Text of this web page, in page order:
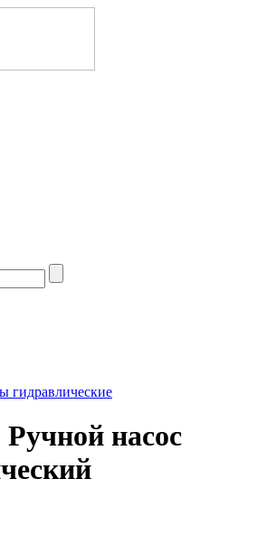
гидравлические
Ручной насос